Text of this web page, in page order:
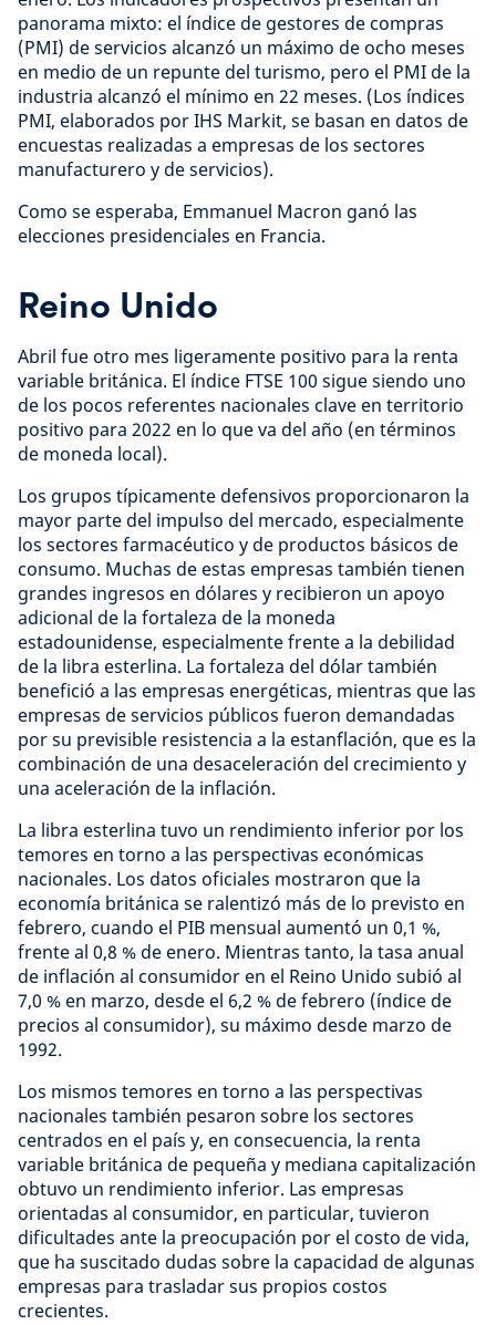
panorama mixto: el índice de gestores de compras
(PMI) de servicios alcanzó un máximo de ocho meses
en medio de un repunte del turismo, pero el PMI de la
industria alcanzó el mínimo en 22 meses. (Los índices
PMI, elaborados por IHS Markit, se basan en datos de
encuestas realizadas a empresas de los sectores
manufacturero y de servicios).
Como se esperaba, Emmanuel Macron ganó las
elecciones presidenciales en Francia.
Reino Unido
Abril fue otro mes ligeramente positivo para la renta
variable británica. El índice FTSE 100 sigue siendo uno
de los pocos referentes nacionales clave en territorio
positivo para 2022 en lo que va del año (en términos
de moneda local).
Los grupos típicamente defensivos proporcionaron la
mayor parte del impulso del mercado, especialmente
los sectores farmacéutico y de productos básicos de
consumo. Muchas de estas empresas también tienen
grandes ingresos en dólares y recibieron un apoyo
adicional de la fortaleza de la moneda
estadounidense, especialmente frente a la debilidad
de la libra esterlina. La fortaleza del dólar también
benefició a las empresas energéticas, mientras que las
empresas de servicios públicos fueron demandadas
por su previsible resistencia a la estanflación, que es la
combinación de una desaceleración del crecimiento y
una aceleración de la inflación.
La libra esterlina tuvo un rendimiento inferior por los
temores en torno a las perspectivas económicas
nacionales. Los datos oficiales mostraron que la
economía británica se ralentizó más de lo previsto en
febrero, cuando el PIB mensual aumentó un 0,1 %,
frente al 0,8 % de enero. Mientras tanto, la tasa anual
de inflación al consumidor en el Reino Unido subió al
7,0 % en marzo, desde el 6,2 % de febrero (índice de
precios al consumidor), su máximo desde marzo de
1992.
Los mismos temores en torno a las perspectivas
nacionales también pesaron sobre los sectores
centrados en el país y, en consecuencia, la renta
variable británica de pequeña y mediana capitalización
obtuvo un rendimiento inferior. Las empresas
orientadas al consumidor, en particular, tuvieron
dificultades ante la preocupación por el costo de vida,
que ha suscitado dudas sobre la capacidad de algunas
empresas para trasladar sus propios costos
crecientes.